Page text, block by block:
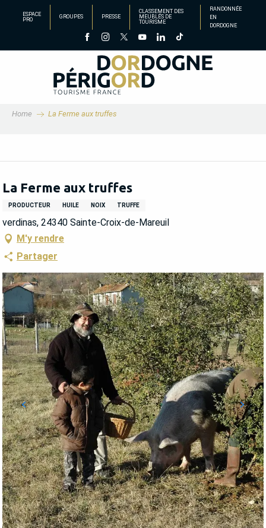
principal
ESPACE
PRO
GROUPES PRESSE
CLASSEMENT DES
MEUBLÉS DE
TOURISME
RANDONNÉE
EN
DORDOGNE
Home La Ferme aux truffes
La Ferme aux truffes
PRODUCTEUR HUILE NOIX TRUFFE
verdinas, 24340 Sainte-Croix-de-Mareuil
M'y rendre
Partager